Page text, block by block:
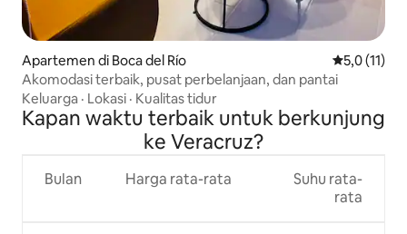
Apartemen di Boca del Río Nilai rata-
5,0 (11)
Akomodasi terbaik, pusat perbelanjaan, dan pantai
Keluarga · Lokasi · Kualitas tidur
Kapan waktu terbaik untuk berkunjung
ke Veracruz?
Bulan Harga rata-rata
Suhu rata-
rata